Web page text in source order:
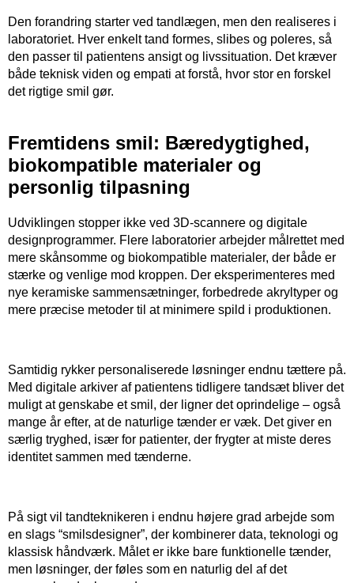
Den forandring starter ved tandlægen, men den realiseres i
laboratoriet. Hver enkelt tand formes, slibes og poleres, så
den passer til patientens ansigt og livssituation. Det kræver
både teknisk viden og empati at forstå, hvor stor en forskel
det rigtige smil gør.
Fremtidens smil: Bæredygtighed,
biokompatible materialer og
personlig tilpasning
Udviklingen stopper ikke ved 3D-scannere og digitale
designprogrammer. Flere laboratorier arbejder målrettet med
mere skånsomme og biokompatible materialer, der både er
stærke og venlige mod kroppen. Der eksperimenteres med
nye keramiske sammensætninger, forbedrede akryltyper og
mere præcise metoder til at minimere spild i produktionen.
Samtidig rykker personaliserede løsninger endnu tættere på.
Med digitale arkiver af patientens tidligere tandsæt bliver det
muligt at genskabe et smil, der ligner det oprindelige – også
mange år efter, at de naturlige tænder er væk. Det giver en
særlig tryghed, især for patienter, der frygter at miste deres
identitet sammen med tænderne.
På sigt vil tandteknikeren i endnu højere grad arbejde som
en slags “smilsdesigner”, der kombinerer data, teknologi og
klassisk håndværk. Målet er ikke bare funktionelle tænder,
men løsninger, der føles som en naturlig del af det